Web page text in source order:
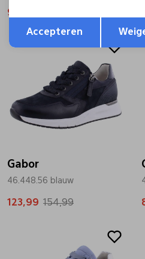
94,49
Gabor
46.448.56 blauw
123,99 154,99
Terug
Accepteren